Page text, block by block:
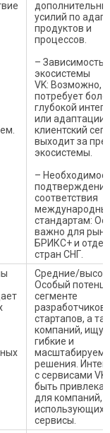
усилий по
продуктов и
процессов.
– Зависимость
экосистемы
VK: Возможно,
потребует
глубокой
или адаптации,
клиентский
выходит за
экосистемы.
–
подтверждения
соответствия
стандартам:
важно для
БРИКС+ и
стран СНГ.
Средние/
Особый
сегменте
разработчиков,
стартапов, а
компаний,
гибкие и
решения.
с сервисами
быть
для компаний,
использующих
сервисы.